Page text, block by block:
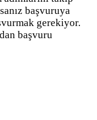
başvuruya
gerekiyor.
başvuru